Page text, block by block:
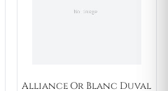
Alliance Or Blanc Duval